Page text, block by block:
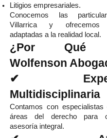
Litigios empresariales.
Conocemos las
Villarrica y ofrecemos
adaptadas a la realidad local.
¿Por Qué
Wolfenson
✔
Multidisciplinaria
Contamos con especialistas
áreas del derecho para
asesoría integral.